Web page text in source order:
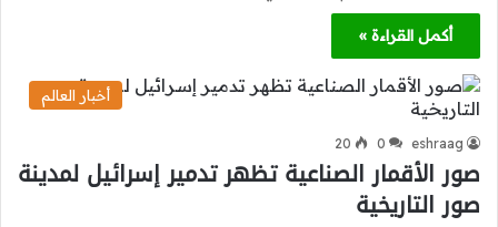
أكمل القراءة »
أخبار العالم
eshraag
0
20
صور الأقمار الصناعية تظهر تدمير إسرائيل لمدينة
صور التاريخية